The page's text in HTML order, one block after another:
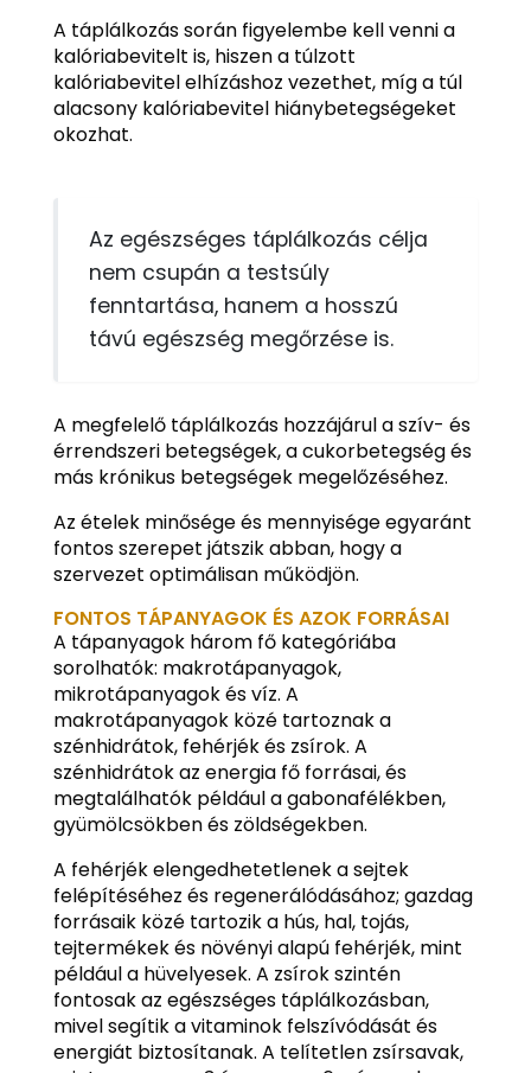
A táplálkozás során figyelembe kell venni a
kalóriabevitelt is, hiszen a túlzott
kalóriabevitel elhízáshoz vezethet, míg a túl
alacsony kalóriabevitel hiánybetegségeket
okozhat.
Az egészséges táplálkozás célja
nem csupán a testsúly
fenntartása, hanem a hosszú
távú egészség megőrzése is.
A megfelelő táplálkozás hozzájárul a szív- és
érrendszeri betegségek, a cukorbetegség és
más krónikus betegségek megelőzéséhez.
Az ételek minősége és mennyisége egyaránt
fontos szerepet játszik abban, hogy a
szervezet optimálisan működjön.
FONTOS TÁPANYAGOK ÉS AZOK FORRÁSAI
A tápanyagok három fő kategóriába
sorolhatók: makrotápanyagok,
mikrotápanyagok és víz. A
makrotápanyagok közé tartoznak a
szénhidrátok, fehérjék és zsírok. A
szénhidrátok az energia fő forrásai, és
megtalálhatók például a gabonafélékben,
gyümölcsökben és zöldségekben.
A fehérjék elengedhetetlenek a sejtek
felépítéséhez és regenerálódásához; gazdag
forrásaik közé tartozik a hús, hal, tojás,
tejtermékek és növényi alapú fehérjék, mint
például a hüvelyesek. A zsírok szintén
fontosak az egészséges táplálkozásban,
mivel segítik a vitaminok felszívódását és
energiát biztosítanak. A telítetlen zsírsavak,